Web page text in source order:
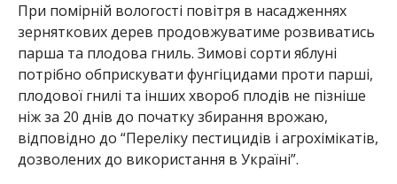
При помірній вологості повітря в насадженнях
зерняткових дерев продовжуватиме розвиватись
парша та плодова гниль. Зимові сорти яблуні
потрібно обприскувати фунгіцидами проти парші,
плодової гнилі та інших хвороб плодів не пізніше
ніж за 20 днів до початку збирання врожаю,
відповідно до “Переліку пестицидів і агрохімікатів,
дозволених до використання в Україні”.